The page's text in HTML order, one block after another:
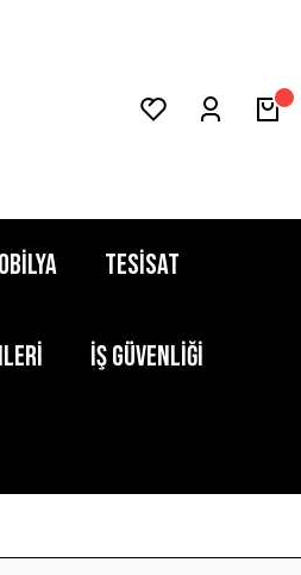
TESİSAT
İŞ GÜVENLİĞİ